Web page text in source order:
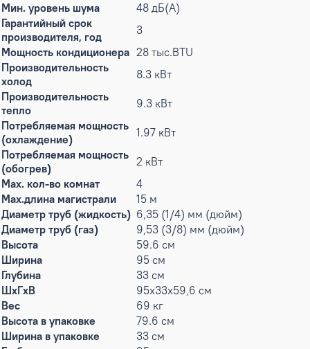
Мин. уровень шума
48 дБ(А)
Гарантийный срок
производителя, год
3
Мощность кондиционера 28 тыс.BTU
Производительность
холод
8.3 кВт
Производительность
тепло
9.3 кВт
Потребляемая мощность
(охлаждение)
1.97 кВт
Потребляемая мощность
(обогрев)
2 кВт
Max. кол-во комнат
4
Max.длина магистрали
15 м
Диаметр труб (жидкость) 6,35 (1/4) мм (дюйм)
Диаметр труб (газ)
9,53 (3/8) мм (дюйм)
Высота
59.6 см
Ширина
95 см
Глубина
33 см
ШxГxВ
95x33x59,6 см
Вес
69 кг
Высота в упаковке
79.6 см
Ширина в упаковке
33 см